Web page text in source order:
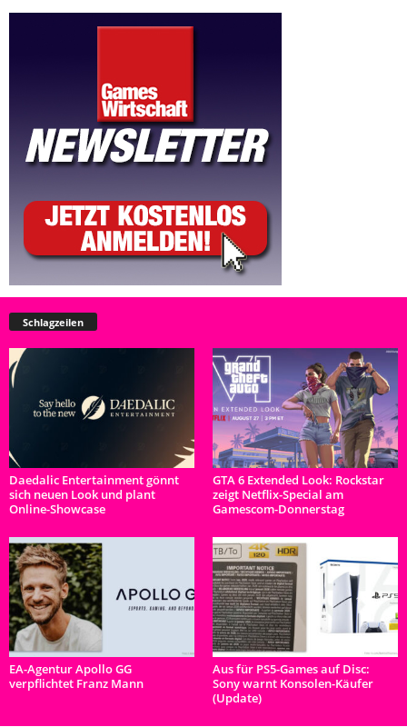
Schlagzeilen
Daedalic Entertainment gönnt
sich neuen Look und plant
Online-Showcase
GTA 6 Extended Look: Rockstar
zeigt Netflix-Special am
Gamescom-Donnerstag
EA-Agentur Apollo GG
verpflichtet Franz Mann
Aus für PS5-Games auf Disc:
Sony warnt Konsolen-Käufer
(Update)